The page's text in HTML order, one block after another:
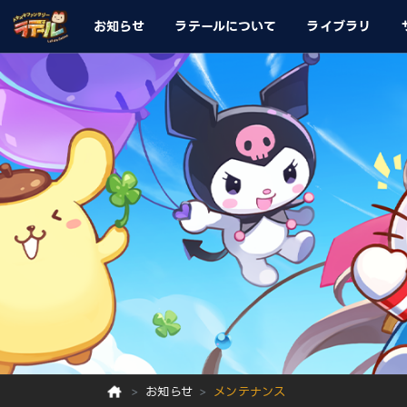
お知らせ ラテールについて ライブラリ
お知らせ メンテナンス